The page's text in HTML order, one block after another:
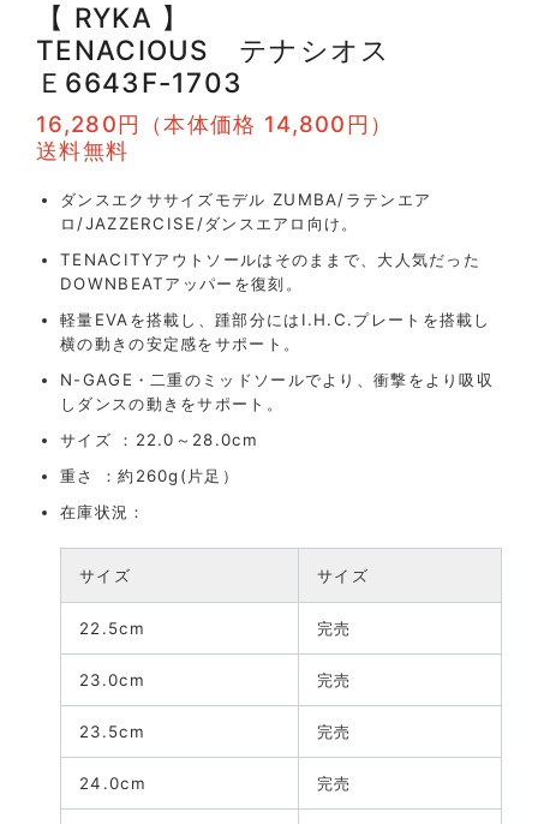
【 RYKA 】
TENACIOUS テナシオス
Ｅ6643F-1703
16,280円（本体価格 14,800円）
送料無料
ダンスエクササイズモデル ZUMBA/ラテンエア
ロ/JAZZERCISE/ダンスエアロ向け。
TENACITYアウトソールはそのままで、大人気だった
DOWNBEATアッパーを復刻。
軽量EVAを搭載し、踵部分にはI.H.C.プレートを搭載し
横の動きの安定感をサポート。
N-GAGE・二重のミッドソールでより、衝撃をより吸収
しダンスの動きをサポート。
サイズ ：22.0～28.0cm
重さ ：約260g(片足）
在庫状況：
サイズ サイズ
22.5cm 完売
23.0cm 完売
23.5cm 完売
24.0cm 完売